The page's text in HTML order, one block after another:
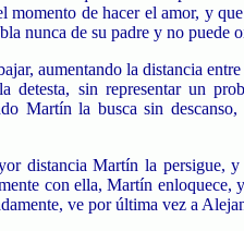
momento de hacer el amor, y
nunca de su padre y no puede
aumentando la distancia
detesta, sin representar un
Martín la busca sin
distancia Martín la persigue,
con ella, Martín
ve por última vez a